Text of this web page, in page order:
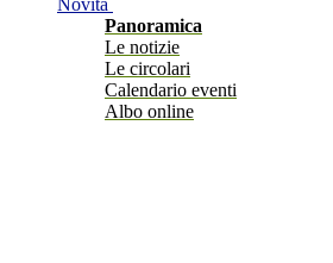
Novità
Panoramica
Le notizie
Le circolari
Calendario eventi
Albo online